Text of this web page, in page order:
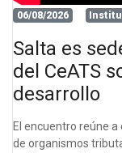
06/08/2026
Salta es
del CeATS
desarrollo
El encuentro reúne
de organismos